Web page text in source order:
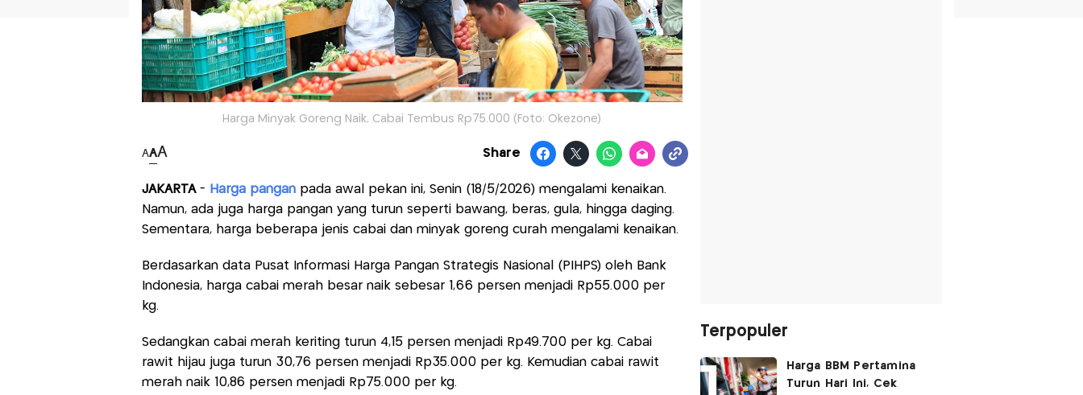
Harga Minyak Goreng Naik, Cabai Tembus Rp75.000 (Foto: Okezone)
AAA Share
JAKARTA- Harga panganpada awal pekan ini, Senin (18/5/2026) mengalami kenaikan.
Namun, ada juga harga pangan yang turun seperti bawang, beras, gula, hingga daging.
Sementara, harga beberapa jenis cabai dan minyak goreng curah mengalami kenaikan.
Berdasarkan data Pusat Informasi Harga Pangan Strategis Nasional (PIHPS) oleh Bank
Indonesia, harga cabai merah besar naik sebesar 1,66 persen menjadi Rp55.000 per
kg.
Sedangkan cabai merah keriting turun 4,15 persen menjadi Rp49.700 per kg. Cabai
rawit hijau juga turun 30,76 persen menjadi Rp35.000 per kg. Kemudian cabai rawit
merah naik 10,86 persen menjadi Rp75.000 per kg.
Terpopuler
Harga BBM Pertamina
Turun Hari Ini, Cek